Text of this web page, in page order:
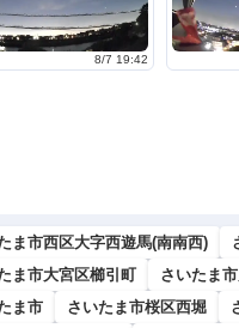
8/7 19:42
ま市西区大字西遊馬(南南西)
ま市大宮区櫛引町
さいたま
ま市
さいたま市桜区西堀